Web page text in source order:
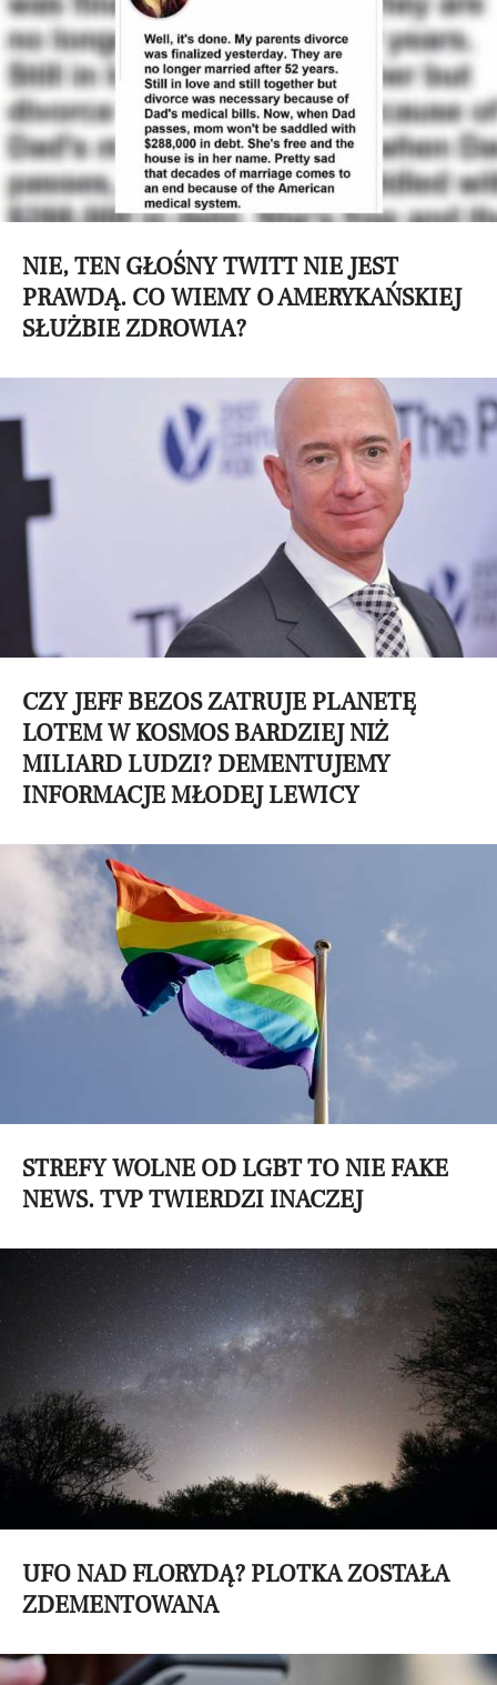
NIE, TEN GŁOŚNY TWITT NIE JEST
PRAWDĄ. CO WIEMY O AMERYKAŃSKIEJ
SŁUŻBIE ZDROWIA?
CZY JEFF BEZOS ZATRUJE PLANETĘ
LOTEM W KOSMOS BARDZIEJ NIŻ
MILIARD LUDZI? DEMENTUJEMY
INFORMACJE MŁODEJ LEWICY
STREFY WOLNE OD LGBT TO NIE FAKE
NEWS. TVP TWIERDZI INACZEJ
UFO NAD FLORYDĄ? PLOTKA ZOSTAŁA
ZDEMENTOWANA